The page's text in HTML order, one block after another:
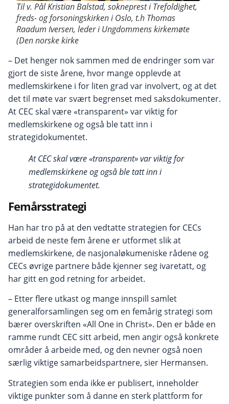
Til v. Pål Kristian Balstad, sokneprest i Trefoldighet,
freds- og forsoningskirken i Oslo, t.h Thomas
Raadum Iversen, leder i Ungdommens kirkemøte
(Den norske kirke
– Det henger nok sammen med de endringer som var
gjort de siste årene, hvor mange opplevde at
medlemskirkene i for liten grad var involvert, og at det
det til møte var svært begrenset med saksdokumenter.
At CEC skal være «transparent» var viktig for
medlemskirkene og også ble tatt inn i
strategidokumentet.
At CEC skal være «transparent» var viktig for
medlemskirkene og også ble tatt inn i
strategidokumentet.
Femårsstrategi
Han har tro på at den vedtatte strategien for CECs
arbeid de neste fem årene er utformet slik at
medlemskirkene, de nasjonaløkumeniske rådene og
CECs øvrige partnere både kjenner seg ivaretatt, og
har gitt en god retning for arbeidet.
– Etter flere utkast og mange innspill samlet
generalforsamlingen seg om en femårig strategi som
bærer overskriften «All One in Christ». Den er både en
ramme rundt CEC sitt arbeid, men angir også konkrete
områder å arbeide med, og den nevner også noen
særlig viktige samarbeidspartnere, sier Hermansen.
Strategien som enda ikke er publisert, inneholder
viktige punkter som å danne en sterk plattform for